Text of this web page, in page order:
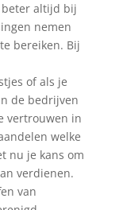
beter altijd bij
nemen
bereiken. Bij
of als je
de bedrijven
vertrouwen in
welke
nu je kans om
verdienen.
van